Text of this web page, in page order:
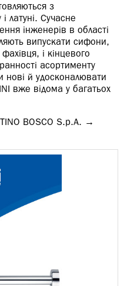
з
і латуні. Сучасне
інженерів в області
випускати сифони,
і кінцевого
асортименту
й удосконалювати
вже відома у багатьох
BOSCO S.p.A. →